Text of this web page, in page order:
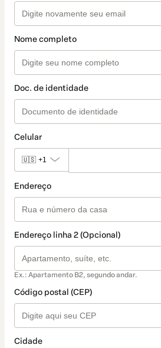
Nome completo
Doc. de identidade
Celular
🇺🇸 +1
Endereço
Endereço linha 2 (Opcional)
Ex.: Apartamento B2, segundo andar.
Código postal (CEP)
Cidade